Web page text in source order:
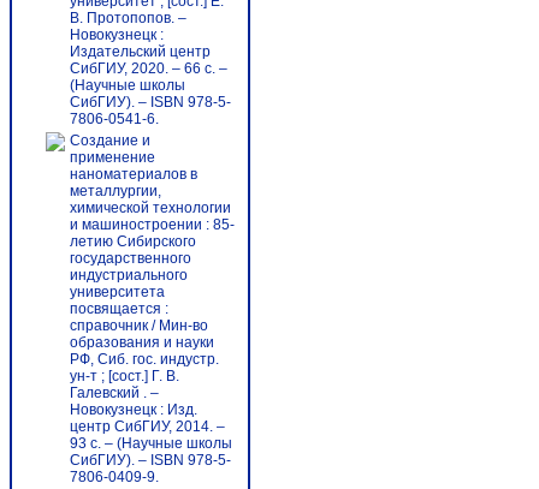
В. Протопопов. –
Новокузнецк :
Издательский центр
СибГИУ, 2020. – 66 с. –
(Научные школы
СибГИУ). – ISBN 978-5-
7806-0541-6.
Создание и
применение
наноматериалов в
металлургии,
химической технологии
и машиностроении : 85-
летию Сибирского
государственного
индустриального
университета
посвящается :
справочник / Мин-во
образования и науки
РФ, Сиб. гос. индустр.
ун-т ; [сост.] Г. В.
Галевский . –
Новокузнецк : Изд.
центр СибГИУ, 2014. –
93 с. – (Научные школы
СибГИУ). – ISBN 978-5-
7806-0409-9.